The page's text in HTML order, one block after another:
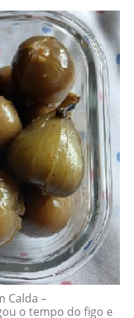
Calda –
o tempo do figo e